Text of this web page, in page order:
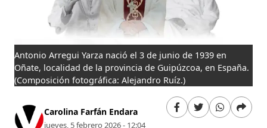
Antonio Arregui Yarza nació el 3 de junio de 1939 en
Oñate, localidad de la provincia de Guipúzcoa, en España.
(Composición fotográfica: Alejandro Ruíz.)
Carolina Farfán Endara
jueves, 5 febrero 2026 - 12:04